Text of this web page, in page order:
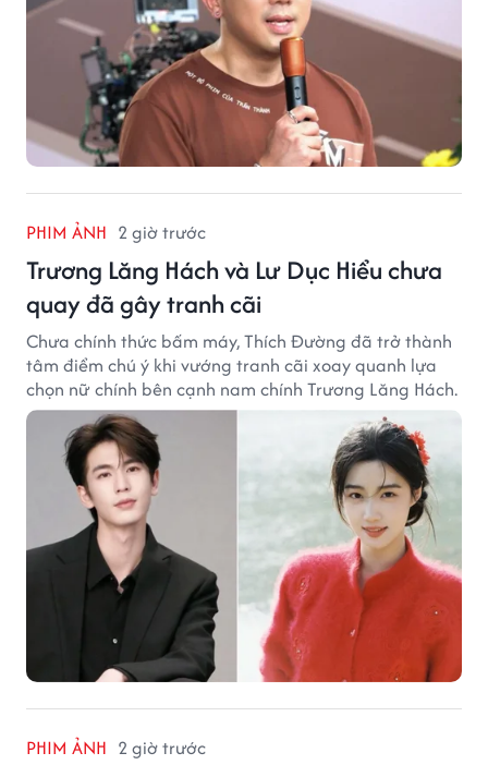
PHIM ẢNH 2 giờ trước
Trương Lăng Hách và Lư Dục Hiểu chưa
quay đã gây tranh cãi
Chưa chính thức bấm máy, Thích Đường đã trở thành
tâm điểm chú ý khi vướng tranh cãi xoay quanh lựa
chọn nữ chính bên cạnh nam chính Trương Lăng Hách.
PHIM ẢNH 2 giờ trước